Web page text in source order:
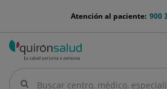
menu-
900
Atención al paciente:
Buscar
Buscar